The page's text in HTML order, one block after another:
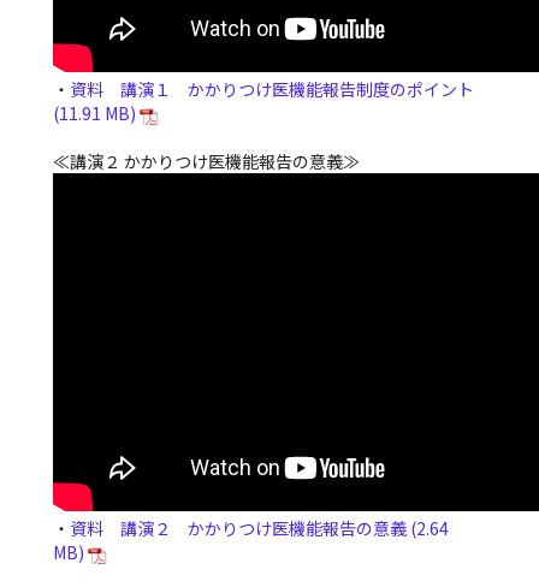
・ 資料 講演１ かかりつけ医機能報告制度のポイント
≪講演２ かかりつけ医機能報告の意義≫
・ 資料 講演２ かかりつけ医機能報告の意義